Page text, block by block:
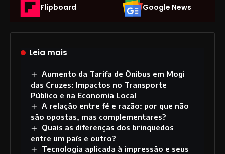
Flipboard Google News
Leia mais
Aumento da Tarifa de Ônibus em Mogi
das Cruzes: Impactos no Transporte
Público e na Economia Local
A relação entre fé e razão: por que não
são opostas, mas complementares?
Quais as diferenças dos brinquedos
entre um país e outro?
Tecnologia aplicada à impressão e seus